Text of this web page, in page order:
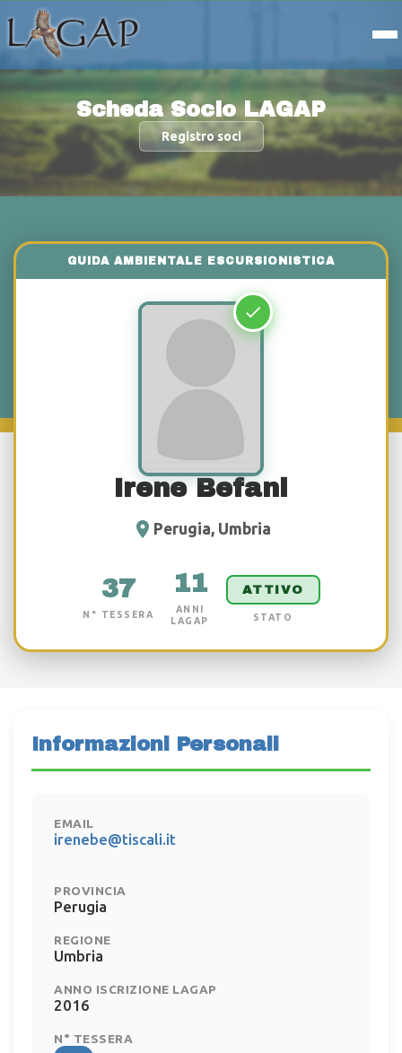
Scheda Socio LAGAP
Registro soci
Irene Befani
Perugia, Umbria
37
N° TESSERA
11
ANNI
LAGAP
ATTIVO
STATO
Informazioni Personali
EMAIL
irenebe@tiscali.it
PROVINCIA
Perugia
REGIONE
Umbria
ANNO ISCRIZIONE LAGAP
2016
N° TESSERA